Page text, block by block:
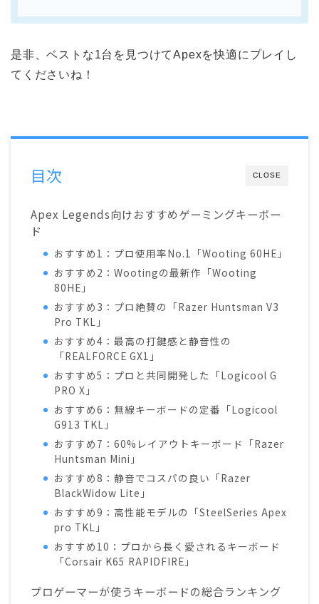
是非、ベストな1台を見つけてApexを快適にプレイし
てくださいね！
CLOSE
目次
Apex Legends向けおすすめゲーミングキーボー
ド
おすすめ1：プロ使用率No.1「Wooting 60HE」
おすすめ2：Wootingの最新作「Wooting
80HE」
おすすめ3：プロ絶賛の「Razer Huntsman V3
Pro TKL」
おすすめ4：最高の打鍵感と静音性の
「REALFORCE GX1」
おすすめ5：プロと共同開発した「Logicool G
PRO X」
おすすめ6：無線キーボードの定番「Logicool
G913 TKL」
おすすめ7：60%レイアウトキーボード「Razer
Huntsman Mini」
おすすめ8：静音でコスパの良い「Razer
BlackWidow Lite」
おすすめ9：高性能モデルの「SteelSeries Apex
pro TKL」
おすすめ10：プロから長く愛されるキーボード
「Corsair K65 RAPIDFIRE」
プロゲーマーが使うキーボードの総合ランキング